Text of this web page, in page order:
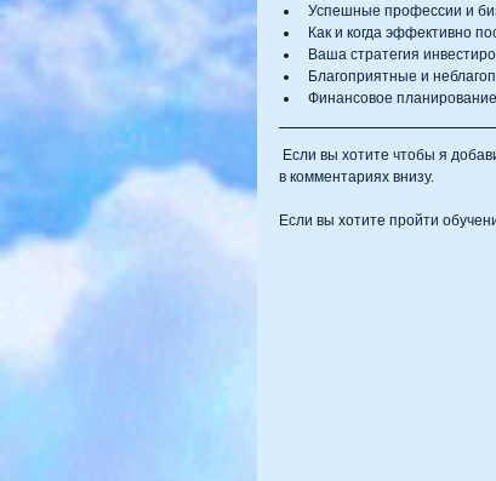
Успешные профессии и
Как и когда эффективно
Ваша стратегия
Благоприятные и
Финансовое
в комментариях внизу.
Если вы хотите пройти